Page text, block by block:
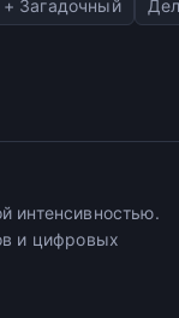
Загадочный
интенсивностью.
и цифровых